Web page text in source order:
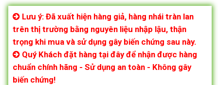
Lưu ý: Đã xuất hiện hàng giả, hàng nhái tràn lan
trên thị trường bằng nguyên liệu nhập lậu, thận
trọng khi mua và sử dụng gây biến chứng sau này.
Quý Khách đặt hàng tại đây để nhận được hàng
chuẩn chính hãng - Sử dụng an toàn - Không gây
biến chứng!